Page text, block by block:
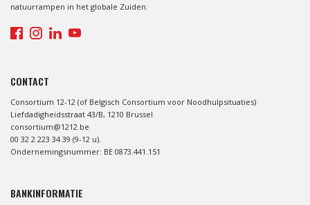
natuurrampen in het globale Zuiden.
CONTACT
Consortium 12-12 (of Belgisch Consortium voor Noodhulpsituaties)
Liefdadigheidsstraat 43/B, 1210 Brussel
consortium@1212.be
00 32 2 223 34 39 (9-12 u).
Ondernemingsnummer: BE 0873.441.151
BANKINFORMATIE